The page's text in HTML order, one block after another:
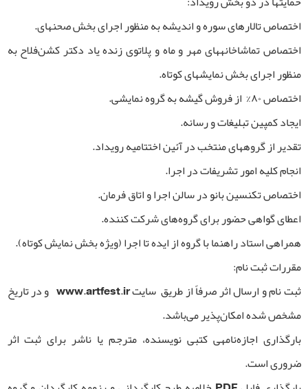
اختصاص تالارهای سوره و اندیشه به منظور اجرای بخش صحنه­ای.
اختصاص تماشاخانه­های مهر و ماه و پلاتوی زنده یاد دکتر کشن‌فلاح به
منظور اجرای بخش نمایش­های کوتاه.
اختصاص ۸۰% از فروش گیشه به گروه نمایشی.
ایجاد کمپین تبلیغات و رسانه.
تقدیر از گروه­های منتخب در آئین اختتامیه رویداد.
انجام کلیه امور تشریفات در اجرا.
اختصاص تکنسین­ بانو در سالن اجرا و اتاق فرمان.
اعطای گواهی حضور برای گروه‌های شرکت کننده.
همراهی استاد راهنما با گروه از ایده تا اجرا (ویژه بخش نمایش کوتاه).
مقررات ثبت نام:
ثبت نام و ارسال اثر صرفاً از طریق سایت www.artfest.ir و در تاریخ
مشخص شده امکان‌پذیر می‌باشد.
بارگذاری اجازه‌نامه­ی کتبی نویسنده، مترجم یا ناشر برای ثبت اثر
ضروری است.